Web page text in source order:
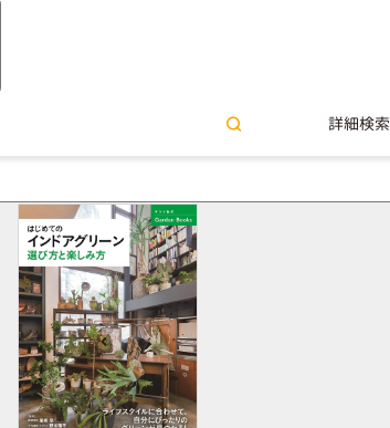
詳細検索
はじめてのインドアグリーン
選び方と楽しみ方
尾崎 忠＝監修
野末陽平＝監修
藤川史雄＝監修